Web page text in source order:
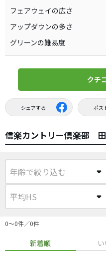
フェアウェイの広さ
アップダウンの多さ
グリーンの難易度
クチ
シェアする ポス
信楽カントリー倶楽部
0〜0件／0件
新着順